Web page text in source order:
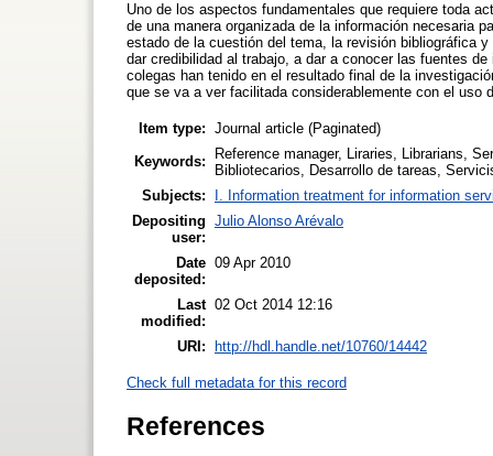
Uno de los aspectos fundamentales que requiere toda
de una manera organizada de la información necesaria
estado de la cuestión del tema, la revisión bibliográfica
dar credibilidad al trabajo, a dar a conocer las fuentes
colegas han tenido en el resultado final de la
que se va a ver facilitada considerablemente con el
Item type: Journal article (Paginated)
Keywords:
Reference manager, Liraries, Librarians,
Bibliotecarios, Desarrollo de tareas,
Subjects:
I. Information treatment for information
Depositing
user:
Julio Alonso Arévalo
Date
deposited:
09 Apr 2010
Last
modified:
02 Oct 2014 12:16
URI: http://hdl.handle.net/10760/14442
Check full metadata for this record
References